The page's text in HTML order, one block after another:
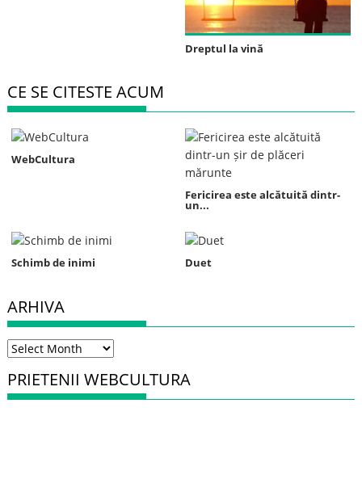
Dreptul la vină
CE SE CITESTE ACUM
WebCultura
Fericirea este alcătuită dintr-
un...
Schimb de inimi Duet
ARHIVA
Arhiva
PRIETENII WEBCULTURA